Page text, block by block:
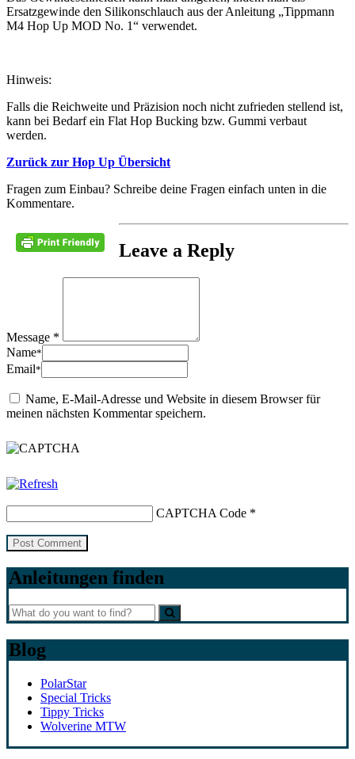
Ersatzgewinde den Silikonschlauch aus der Anleitung „Tippmann
M4 Hop Up MOD No. 1“ verwendet.
Hinweis:
Falls die Reichweite und Präzision noch nicht zufrieden stellend ist,
kann bei Bedarf ein Flat Hop Bucking bzw. Gummi verbaut
werden.
Zurück zur Hop Up Übersicht
Fragen zum Einbau? Schreibe deine Fragen einfach unten in die
Kommentare.
Leave a Reply
Message *
Name*
Email*
Name, E-Mail-Adresse und Website in diesem Browser für
meinen nächsten Kommentar speichern.
CAPTCHA Code *
Anleitungen finden
Blog
PolarStar
Special Tricks
Tippy Tricks
Wolverine MTW